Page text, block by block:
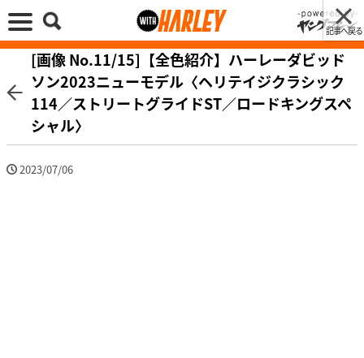
記事へ戻る
[画像 No.11/15]【全色紹介】ハーレーダビッド
ソン2023ニューモデル〈ヘリテイジクラシック
114／ストリートグライドST／ロードキングスペ
シャル〉
2023/07/06